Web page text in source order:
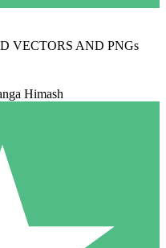
VECTORS AND PNGs
Himash